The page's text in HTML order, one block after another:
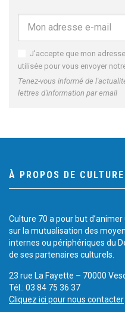
J'accepte que mon
utilisée pour vous envoyer
Tenez-vous informé de
lettres d'information par email
À PROPOS DE
Culture 70 a pour but
sur la mutualisation des
internes ou périphériques du
de ses partenaires culturels.
23 rue La Fayette – 70000
Tél.: 03 84 75 36 37
Cliquez ici pour nous contacter